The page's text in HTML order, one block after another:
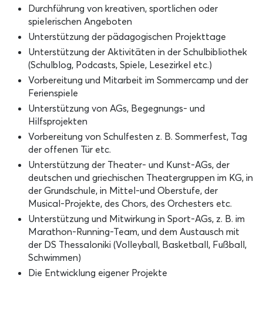
Durchführung von kreativen, sportlichen oder
spielerischen Angeboten
Unterstützung der pädagogischen Projekttage
Unterstützung der Aktivitäten in der Schulbibliothek
(Schulblog, Podcasts, Spiele, Lesezirkel etc.)
Vorbereitung und Mitarbeit im Sommercamp und der
Ferienspiele
Unterstützung von AGs, Begegnungs- und
Hilfsprojekten
Vorbereitung von Schulfesten z. B. Sommerfest, Tag
der offenen Tür etc.
Unterstützung der Theater- und Kunst-AGs, der
deutschen und griechischen Theatergruppen im KG, in
der Grundschule, in Mittel-und Oberstufe, der
Musical-Projekte, des Chors, des Orchesters etc.
Unterstützung und Mitwirkung in Sport-AGs, z. B. im
Marathon-Running-Team, und dem Austausch mit
der DS Thessaloniki (Volleyball, Basketball, Fußball,
Schwimmen)
Die Entwicklung eigener Projekte